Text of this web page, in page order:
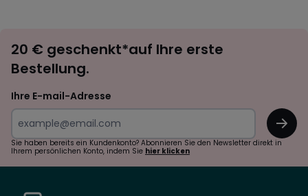
abonnieren
20 € geschenkt*auf Ihre erste
Bestellung.
Ihre E-mail-Adresse
OK
Sie haben bereits ein Kundenkonto? Abonnieren Sie den Newsletter direkt in
Ihrem persönlichen Konto, indem Sie hier klicken